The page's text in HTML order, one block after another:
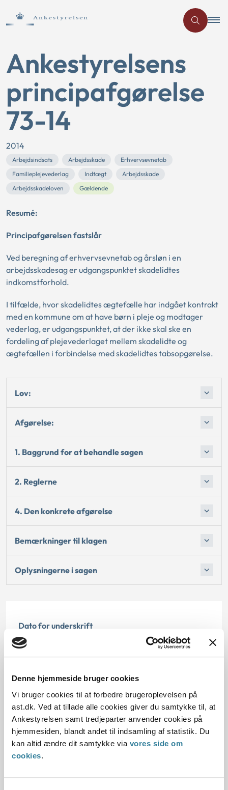
Denne hjemmeside bruger cookies
Vi bruger cookies til at forbedre brugeroplevelsen på
ast.dk. Ved at tillade alle cookies giver du samtykke til, at
Ankestyrelsen samt tredjeparter anvender cookies på
hjemmesiden, blandt andet til indsamling af statistik. Du
kan altid ændre dit samtykke via vores side om
cookies.
Ankestyrelsens
principafgørelse
73-14
2014
Arbejdsindsats Arbejdsskade
Erhvervsevnetab
Familieplejevederlag
Indtægt
Arbejdsskade
Arbejdsskadeloven
Gældende
Resumé:
Principafgørelsen fastslår
Ved beregning af erhvervsevnetab og årsløn i en
arbejdsskadesag er udgangspunktet skadelidtes
indkomstforhold.
I tilfælde, hvor skadelidtes ægtefælle har indgået kontrakt
med en kommune om at have børn i pleje og modtager
vederlag, er udgangspunktet, at der ikke skal ske en
fordeling af plejevederlaget mellem skadelidte og
ægtefællen i forbindelse med skadelidtes tabsopgørelse.
Lov:
Afgørelse:
1. Baggrund for at behandle sagen
2. Reglerne
4. Den konkrete afgørelse
Bemærkninger til klagen
Oplysningerne i sagen
Dato for underskrift
09.12.2014
10.12.2014
Paragraf
§ 17a § 27 § 24 § 17
Journalnummer